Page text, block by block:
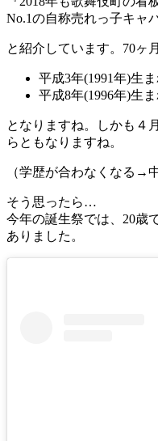
No.1の自称売れっ子キャ
と紹介しています。70ヶ
平成3年(1991年)生
平成8年(1996年)生
となりますね。しかも４
らともなりますね。
（学歴が合わなくなる→
そう思ったら…
今年の誕生祭では、20歳
ありました。